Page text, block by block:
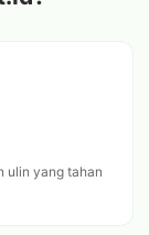
ulin yang tahan